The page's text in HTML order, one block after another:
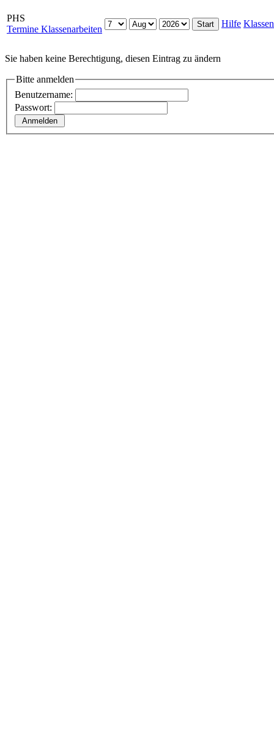
PHS
Termine Klassenarbeiten
Hilfe Klassen
Sie haben keine Berechtigung, diesen Eintrag zu ändern
Bitte anmelden
Benutzername:
Passwort: